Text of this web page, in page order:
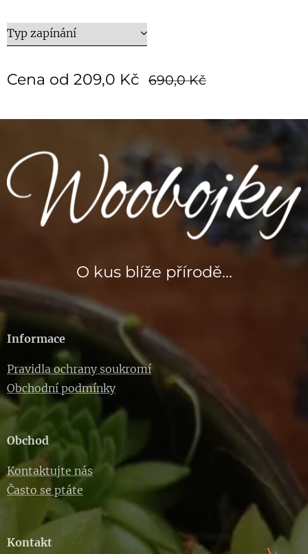
Typ zapínání
Cena od 209,0 Kč 690,0Kč
O kus blíže přírodě...
Informace
Pravidla ochrany soukromí
Obchodní podmínky
Obchod
Kontaktujte nás
Často se ptáte
Kontakt